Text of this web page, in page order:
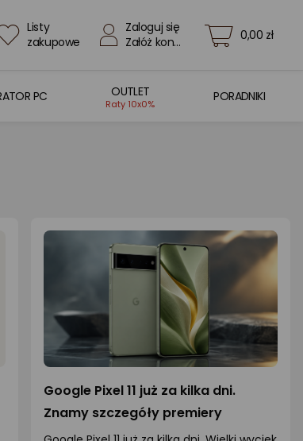
Listy
zakupowe
Zaloguj się
Załóż konto
0,00 zł
PC OUTLET
Raty 10x0%
PORADNIKI
Google Pixel 11 już za kilka dni.
Znamy szczegóły premiery